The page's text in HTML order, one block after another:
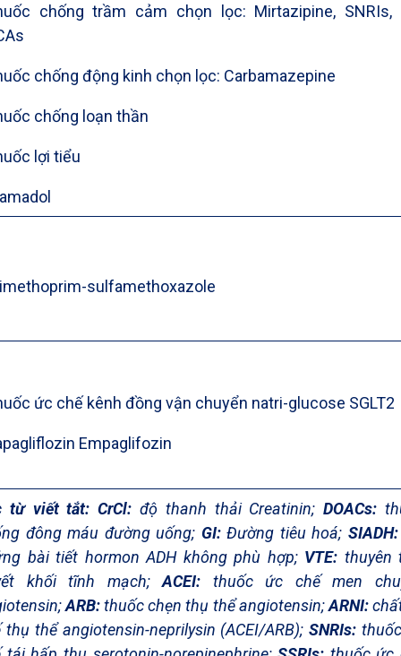
chống trầm cảm chọn lọc: Mirtazipine, SNRIs,
chống động kinh chọn lọc: Carbamazepine
chống loạn thần
lợi tiểu
sulfamethoxazole
ức chế kênh đồng vận chuyển natri-glucose SGLT2
Empaglifozin
từ viết tắt: CrCl: độ thanh thải Creatinin;DOACs:
đông máu đường uống; GI: Đường tiêu hoá;
bài tiết hormon ADH không phù hợp; VTE: thuyên
khối tĩnh mạch;ACEI: thuốc ức chế men
ARB:thuốc chẹn thụ thể angiotensin;ARNI:
thụ thể angiotensin-neprilysin (ACEI/ARB);SNRIs: